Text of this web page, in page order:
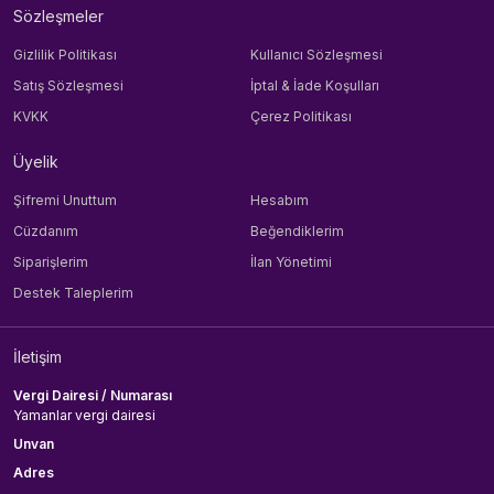
Sözleşmeler
Gizlilik Politikası
Kullanıcı Sözleşmesi
Satış Sözleşmesi
İptal & İade Koşulları
KVKK
Çerez Politikası
Üyelik
Şifremi Unuttum
Hesabım
Cüzdanım
Beğendiklerim
Siparişlerim
İlan Yönetimi
Destek Taleplerim
İletişim
Vergi Dairesi / Numarası
Yamanlar vergi dairesi
Unvan
Adres